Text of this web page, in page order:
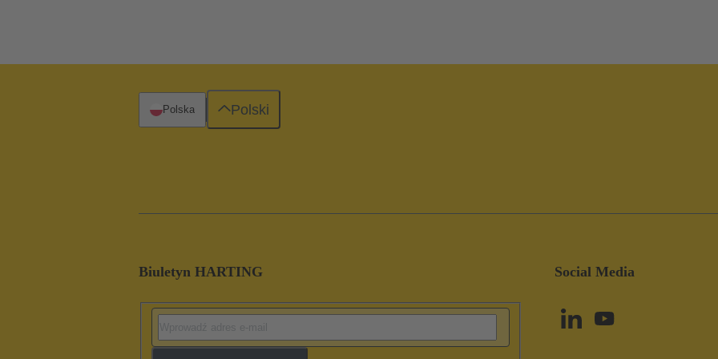
Biuletyn HARTING Social Media
Polska Polski